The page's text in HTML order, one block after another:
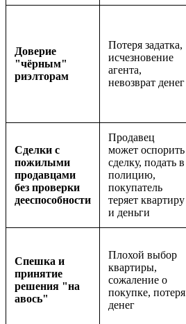
Доверие
"чёрным"
риэлторам
Потеря задатка,
исчезновение
агента,
невозврат денег
Сделки с
пожилыми
продавцами
без проверки
дееспособности
Продавец
может оспорить
сделку, подать в
полицию,
покупатель
теряет квартиру
и деньги
Спешка и
принятие
решения "на
авось"
Плохой выбор
квартиры,
сожаление о
покупке, потеря
денег